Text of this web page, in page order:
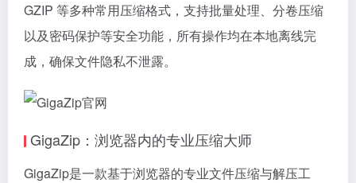
GZIP 等多种常用压缩格式，支持批量处理、分卷压缩
以及密码保护等安全功能，所有操作均在本地离线完
成，确保文件隐私不泄露。
GigaZip：浏览器内的专业压缩大师
GigaZip是一款基于浏览器的专业文件压缩与解压工